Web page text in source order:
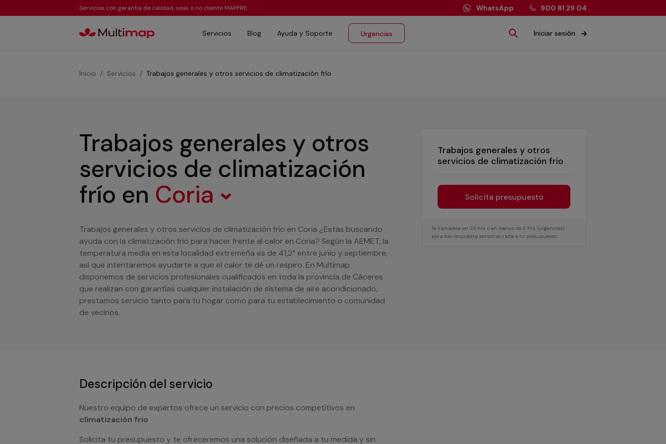
Servicios con garantía de calidad, seas o no cliente MAPFRE WhatsApp 900 81 29 04
Servicios Blog Ayuda y Soporte Urgencias Iniciar sesión
Inicio Servicios Trabajos generales y otros servicios de climatización frío
Trabajos generales y otros
servicios de climatización frio
Solicita presupuesto
Te llamamos en 24 hrs o en menos de 3 hrs (urgencias)
para dar respuesta personalizada a tu presupuesto.
Trabajos generales y otros
servicios de climatización
frío en Coria
Trabajos generales y otros servicios de climatización frío en Coria ¿Estás buscando
ayuda con la climatización frío para hacer frente al calor en Coria? Según la AEMET, la
temperatura media en esta localidad extremeña es de 41,2° entre junio y septiembre,
así que intentaremos ayudarte a que el calor te dé un respiro. En Multimap
disponemos de servicios profesionales cualificados en toda la provincia de Cáceres
que realizan con garantías cualquier instalación de sistema de aire acondicionado,
prestamos servicio tanto para tu hogar como para tu establecimiento o comunidad
de vecinos.
Descripción del servicio
Nuestro equipo de expertos ofrece un servicio con precios competitivos en
climatización frio
Solicita tu presupuesto y te ofreceremos una solución diseñada a tu medida y sin